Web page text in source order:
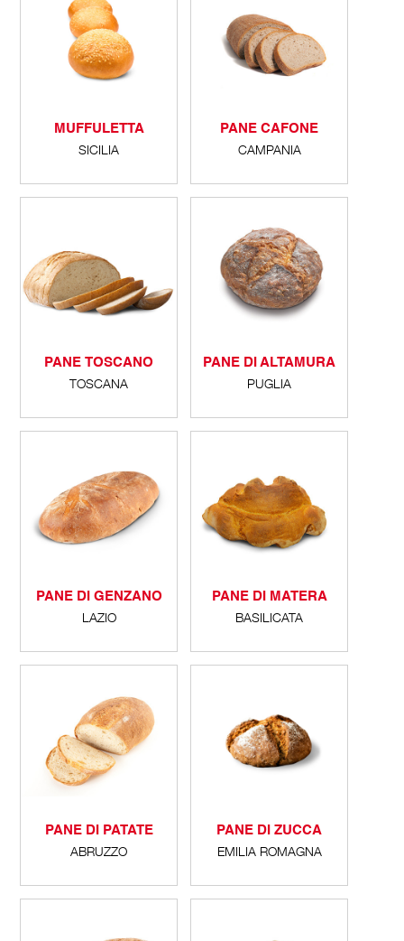
MUFFULETTA
SICILIA
PANE CAFONE
CAMPANIA
PANE TOSCANO
TOSCANA
PANE DI ALTAMURA
PUGLIA
PANE DI GENZANO
LAZIO
PANE DI MATERA
BASILICATA
PANE DI PATATE
ABRUZZO
PANE DI ZUCCA
EMILIA ROMAGNA